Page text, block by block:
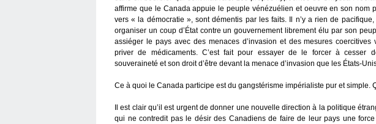
affirme que le Canada appuie le peuple vénézuélien et oeuvre en son nom
vers « la démocratie », sont démentis par les faits. Il n’y a rien de
organiser un coup d’État contre un gouvernement librement élu par son
assiéger le pays avec des menaces d’invasion et des mesures
priver de médicaments. C’est fait pour essayer de le forcer à cesser
souveraineté et son droit d’être devant la menace d’invasion que les États-
Ce à quoi le Canada participe est du gangstérisme impérialiste pur et simple.
Il est clair qu’il est urgent de donner une nouvelle direction à la politique
qui ne contredit pas le désir des Canadiens de faire de leur pays une